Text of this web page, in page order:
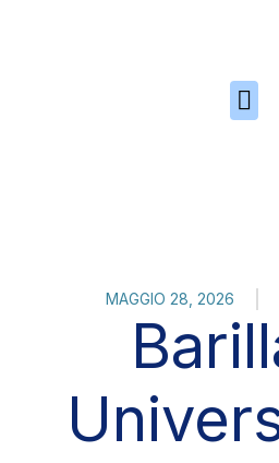
MAGGIO 28, 2026